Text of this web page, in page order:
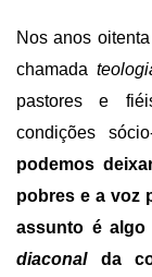
Nos anos
chamada
pastores e
condições
podemos
pobres e a voz
assunto é algo
diaconal da